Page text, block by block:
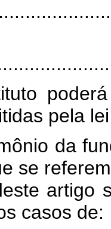
pela
da
se
artigo
casos de: